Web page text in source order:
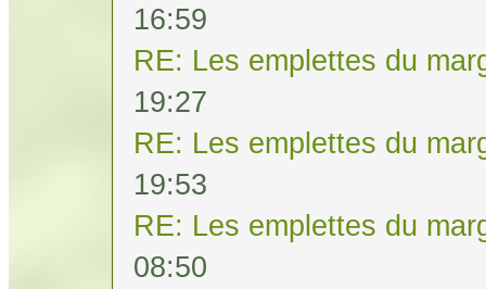
16:59
RE: Les emplettes du
19:27
RE: Les emplettes du
19:53
RE: Les emplettes du
08:50